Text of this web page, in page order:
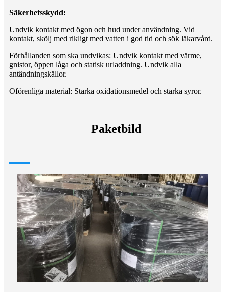
Säkerhetsskydd:
Undvik kontakt med ögon och hud under användning. Vid
kontakt, skölj med rikligt med vatten i god tid och sök läkarvård.
Förhållanden som ska undvikas: Undvik kontakt med värme,
gnistor, öppen låga och statisk urladdning. Undvik alla
antändningskällor.
Oförenliga material: Starka oxidationsmedel och starka syror.
Paketbild